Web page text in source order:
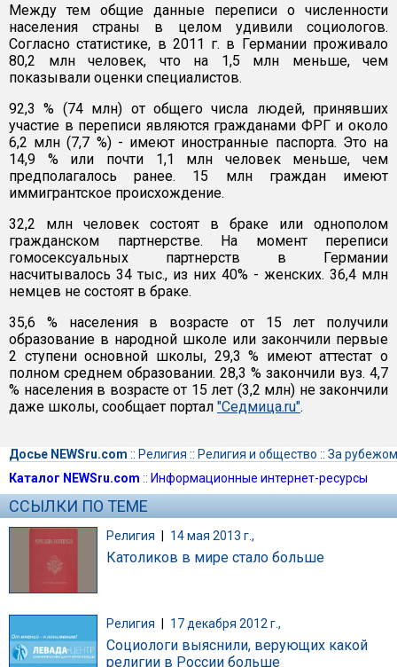
Между тем общие данные переписи о численности
населения страны в целом удивили социологов.
Согласно статистике, в 2011 г. в Германии проживало
80,2 млн человек, что на 1,5 млн меньше, чем
показывали оценки специалистов.
92,3 % (74 млн) от общего числа людей, принявших
участие в переписи являются гражданами ФРГ и около
6,2 млн (7,7 %) - имеют иностранные паспорта. Это на
14,9 % или почти 1,1 млн человек меньше, чем
предполагалось ранее. 15 млн граждан имеют
иммигрантское происхождение.
32,2 млн человек состоят в браке или однополом
гражданском партнерстве. На момент переписи
гомосексуальных партнерств в Германии
насчитывалось 34 тыс., из них 40% - женских. 36,4 млн
немцев не состоят в браке.
35,6 % населения в возрасте от 15 лет получили
образование в народной школе или закончили первые
2 ступени основной школы, 29,3 % имеют аттестат о
полном среднем образовании. 28,3 % закончили вуз. 4,7
% населения в возрасте от 15 лет (3,2 млн) не закончили
даже школы, сообщает портал "Седмица.ru".
Досье NEWSru.com :: Религия :: Религия и общество :: За рубежом
Каталог NEWSru.com :: Информационные интернет-ресурсы
ССЫЛКИ ПО ТЕМЕ
Религия | 14 мая 2013 г.,
Католиков в мире стало больше
Религия | 17 декабря 2012 г.,
Социологи выяснили, верующих какой
религии в России больше